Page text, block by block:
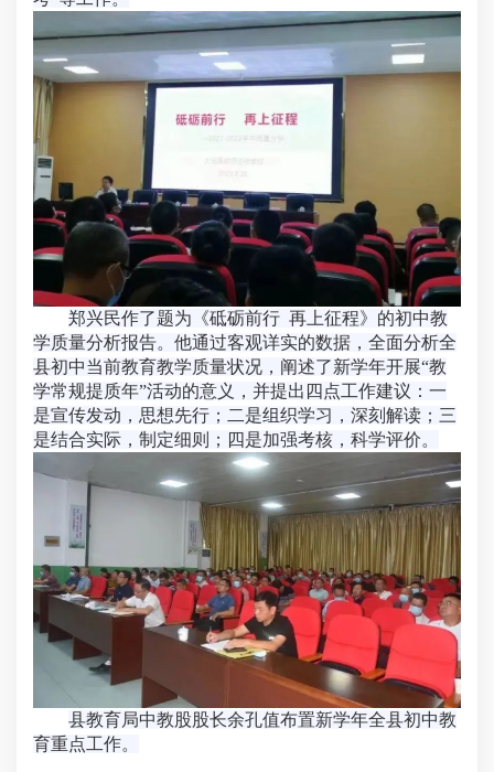
郑兴民作了题为《砥砺前行 再上征程》的初中教
学质量分析报告。他通过客观详实的数据，全面分析全
县初中当前教育教学质量状况，阐述了新学年开展“教
学常规提质年”活动的意义，并提出四点工作建议：一
是宣传发动，思想先行；二是组织学习，深刻解读；三
是结合实际，制定细则；四是加强考核，科学评价。
县教育局中教股股长余孔值布置新学年全县初中教
育重点工作。